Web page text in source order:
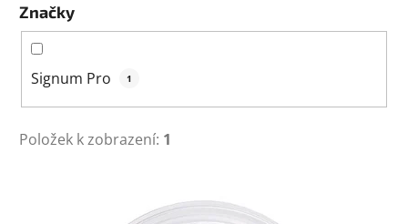
Značky
Signum Pro 1
Položek k zobrazení: 1